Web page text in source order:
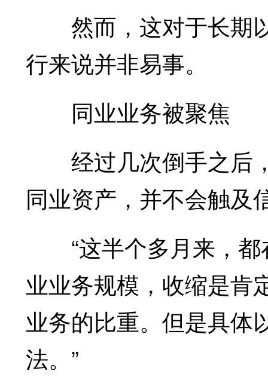
然而，这对于长期
行来说并非易事。
同业业务被聚焦
经过几次倒手之后，
同业资产，并不会触及
“这半个多月来，都
业业务规模，收缩是肯
业务的比重。但是具体
法。”